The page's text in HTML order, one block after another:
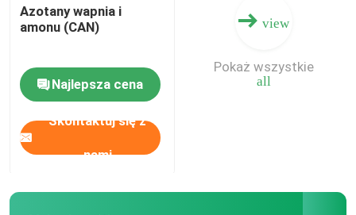
Azotany wapnia i
amonu (CAN)
Najlepsza cena
Skontaktuj się z
nami
view
all
Pokaż wszystkie